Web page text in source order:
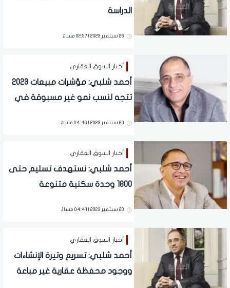
الدراسة
26 سبتمبر 2023 | 02:57 مساءً
أخبار السوق العقاري
أحمد شلبي: مؤشرات مبيعات 2023
تتجه لنسب نمو غير مسبوقة في
20 سبتمبر 2023 | 04:46 مساءً
أخبار السوق العقاري
أحمد شلبي: نستهدف تسليم حتى
1800 وحدة سكنية متنوعة
20 سبتمبر 2023 | 04:41 مساءً
أخبار السوق العقاري
أحمد شلبي: تسريع وتيرة الإنشاءات
ووجود محفظة عقارية غير مباعة